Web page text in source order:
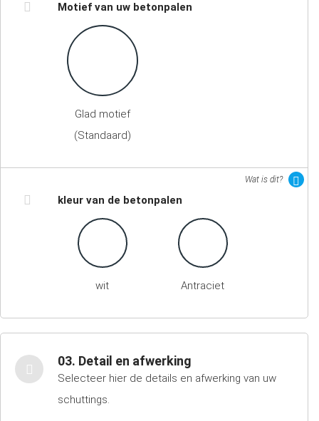
Motief van uw betonpalen
Glad motief
(Standaard)
Wat is dit?
kleur van de betonpalen
wit Antraciet
03. Detail en afwerking
Selecteer hier de details en afwerking van uw
schuttings.